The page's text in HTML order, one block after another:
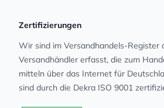
Zertifizierungen
Wir sind im Versandhandels-Register
Versandhändler erfasst, die zum
mit­teln über das Internet für
sind durch die Dekra ISO 9001